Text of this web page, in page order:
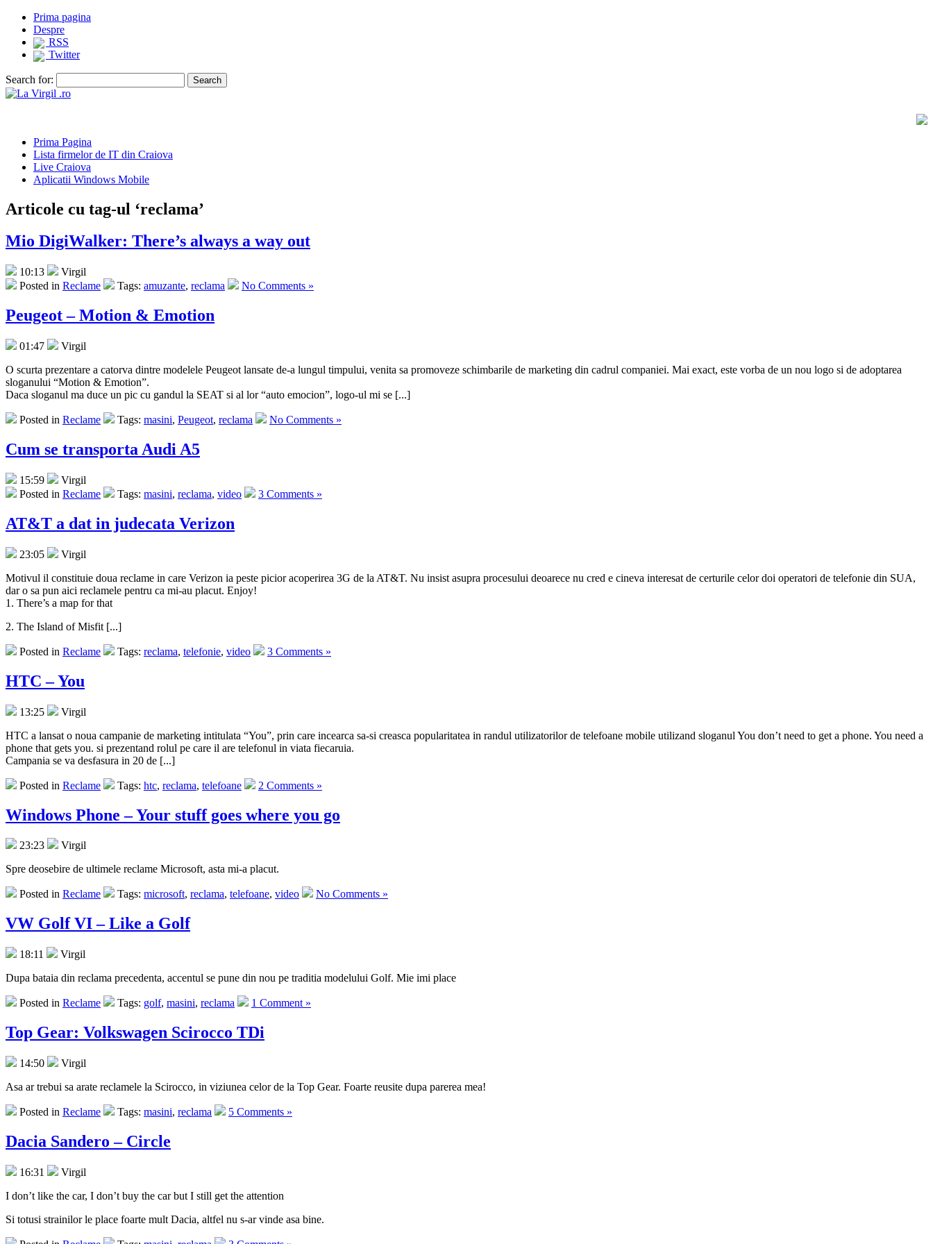
Prima pagina
Despre
RSS
Twitter
Search for:
Prima Pagina
Lista firmelor de IT din Craiova
Live Craiova
Aplicatii Windows Mobile
Articole cu tag-ul ‘reclama’
Mio DigiWalker: There’s always a way out
10:13
Virgil
Posted in Reclame Tags: amuzante, reclama No Comments »
Peugeot – Motion & Emotion
01:47
Virgil
O scurta prezentare a catorva dintre modelele Peugeot lansate de-a lungul timpului, venita sa promoveze schimbarile de marketing din cadrul companiei. Mai exact, este vorba de un nou logo si de adoptarea
sloganului “Motion & Emotion”.
Daca sloganul ma duce un pic cu gandul la SEAT si al lor “auto emocion”, logo-ul mi se [...]
Posted in Reclame Tags: masini, Peugeot, reclama No Comments »
Cum se transporta Audi A5
15:59
Virgil
Posted in Reclame Tags: masini, reclama, video 3 Comments »
AT&T a dat in judecata Verizon
23:05
Virgil
Motivul il constituie doua reclame in care Verizon ia peste picior acoperirea 3G de la AT&T. Nu insist asupra procesului deoarece nu cred e cineva interesat de certurile celor doi operatori de telefonie din SUA,
dar o sa pun aici reclamele pentru ca mi-au placut. Enjoy!
1. There’s a map for that
2. The Island of Misfit [...]
Posted in Reclame Tags: reclama, telefonie, video 3 Comments »
HTC – You
13:25
Virgil
HTC a lansat o noua campanie de marketing intitulata “You”, prin care incearca sa-si creasca popularitatea in randul utilizatorilor de telefoane mobile utilizand sloganul You don’t need to get a phone. You need a
phone that gets you. si prezentand rolul pe care il are telefonul in viata fiecaruia.
Campania se va desfasura in 20 de [...]
Posted in Reclame Tags: htc, reclama, telefoane 2 Comments »
Windows Phone – Your stuff goes where you go
23:23
Virgil
Spre deosebire de ultimele reclame Microsoft, asta mi-a placut.
Posted in Reclame Tags: microsoft, reclama, telefoane, video No Comments »
VW Golf VI – Like a Golf
18:11
Virgil
Dupa bataia din reclama precedenta, accentul se pune din nou pe traditia modelului Golf. Mie imi place
Posted in Reclame Tags: golf, masini, reclama 1 Comment »
Top Gear: Volkswagen Scirocco TDi
14:50
Virgil
Asa ar trebui sa arate reclamele la Scirocco, in viziunea celor de la Top Gear. Foarte reusite dupa parerea mea!
Posted in Reclame Tags: masini, reclama 5 Comments »
Dacia Sandero – Circle
16:31
Virgil
I don’t like the car, I don’t buy the car but I still get the attention
Si totusi strainilor le place foarte mult Dacia, altfel nu s-ar vinde asa bine.